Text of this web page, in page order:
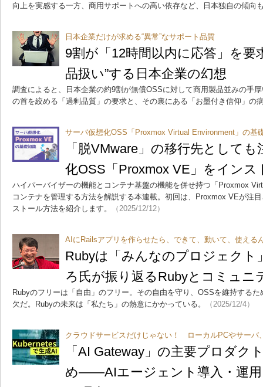
向上を実感する一方、商用サポートへの高い依存など、日本独自の傾向
日本企業だけが求める“異常”なサポート品質
9割が「12時間以内に応答」を
品扱い”する日本企業の幻想
調査によると、日本企業の約9割が無償OSSに対して商用製品並みの手
の首を絞める「過剰品質」の要求と、その裏にある「お墨付き信仰」の
サーバ仮想化OSS「Proxmox Virtual Environment」の基
「脱VMware」の移行先として
化OSS「Proxmox VE」をインス
ハイパーバイザーの機能とコンテナ基盤の機能を併せ持つ「Proxmox
コンテナを管理する方法を解説する本連載。初回は、Proxmox VEが注
ストール方法を紹介します。
（2025/12/12）
AIにRailsアプリを作らせたら、できて、動いて、使える
Rubyは「みんなのプロジェク
ろ氏が振り返るRubyとコミュニ
Rubyのフリーは「自由」のフリー。その自由を守り、OSSを維持する
欠だ。Rubyの未来は「私たち」の熱意にかかっている。
（2025/12/4）
クラウドサービスだけじゃない！ ローカルPCやサーバ
「AI Gateway」の主要プロダク
め――AIエージェント導入・運用